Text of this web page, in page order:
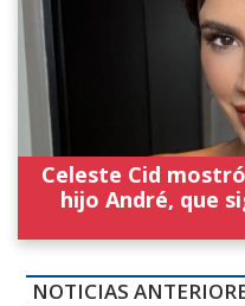
Celeste Cid
hijo André, que
NOTICIAS